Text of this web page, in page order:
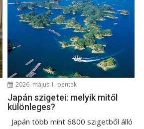
2026. május 1. péntek
Japán szigetei: melyik mitől
különleges?
Japán több mint 6800 szigetből álló